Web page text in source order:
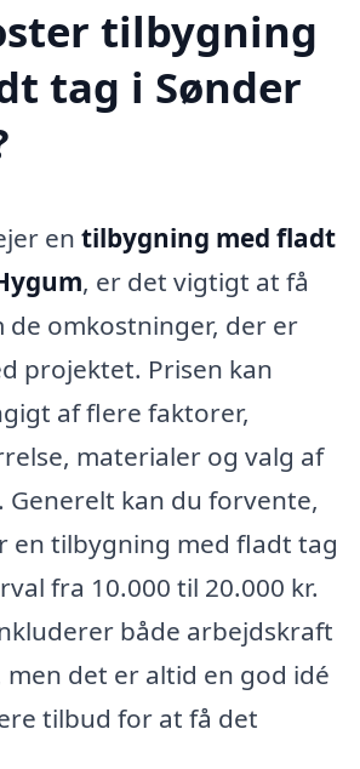
tilbygning
tag i Sønder
en tilbygning med fladt
, er det vigtigt at få
de omkostninger, der er
projektet. Prisen kan
af flere faktorer,
materialer og valg af
kan du forvente,
en tilbygning med fladt tag
fra 10.000 til 20.000 kr.
både arbejdskraft
det er altid en god idé
tilbud for at få det